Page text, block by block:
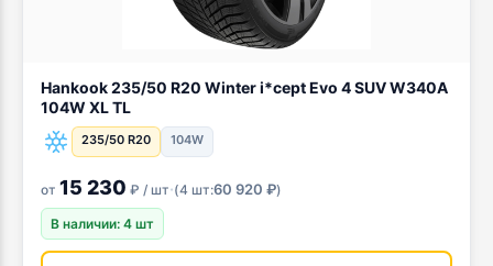
Hankook 235/50 R20 Winter i*cept Evo 4 SUV W340A
104W XL TL
235/50 R20 104W
от 15 230 ₽ / шт·(4 шт:60 920 ₽)
В наличии: 4 шт